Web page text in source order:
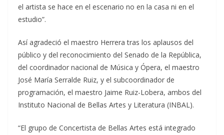
el artista se hace en el escenario no en la casa ni en el
estudio”.
Así agradeció el maestro Herrera tras los aplausos del
público y del reconocimiento del Senado de la República,
del coordinador nacional de Música y Ópera, el maestro
José María Serralde Ruiz, y el subcoordinador de
programación, el maestro Jaime Ruiz-Lobera, ambos del
Instituto Nacional de Bellas Artes y Literatura (INBAL).
“El grupo de Concertista de Bellas Artes está integrado